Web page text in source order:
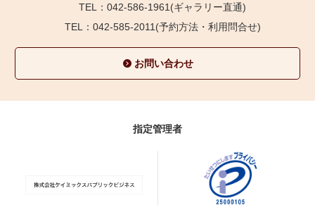
TEL：042-586-1961(ギャラリー直通)
TEL：042-585-2011(予約方法・利用問合せ)
お問い合わせ
指定管理者